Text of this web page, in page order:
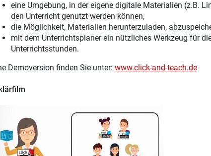
eine Umgebung, in der eigene digitale Materialien (z.B.
den Unterricht genutzt werden können,
die Möglichkeit, Materialien herunterzuladen,
mit dem Unterrichtsplaner ein nützliches Werkzeug für
Unterrichtsstunden.
Demoversion finden Sie unter: www.click-and-teach.de